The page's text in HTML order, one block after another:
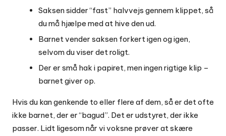
Saksen sidder “fast” halvvejs gennem klippet, så
du må hjælpe med at hive den ud.
Barnet vender saksen forkert igen og igen,
selvom du viser det roligt.
Der er små hak i papiret, men ingen rigtige klip –
barnet giver op.
Hvis du kan genkende to eller flere af dem, så er det ofte
ikke barnet, der er “bagud”. Det er udstyret, der ikke
passer. Lidt ligesom når vi voksne prøver at skære